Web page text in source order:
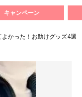
キャンペーン
かった！お助けグッズ4選